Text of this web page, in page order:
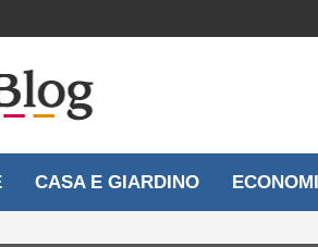
CASA E GIARDINO